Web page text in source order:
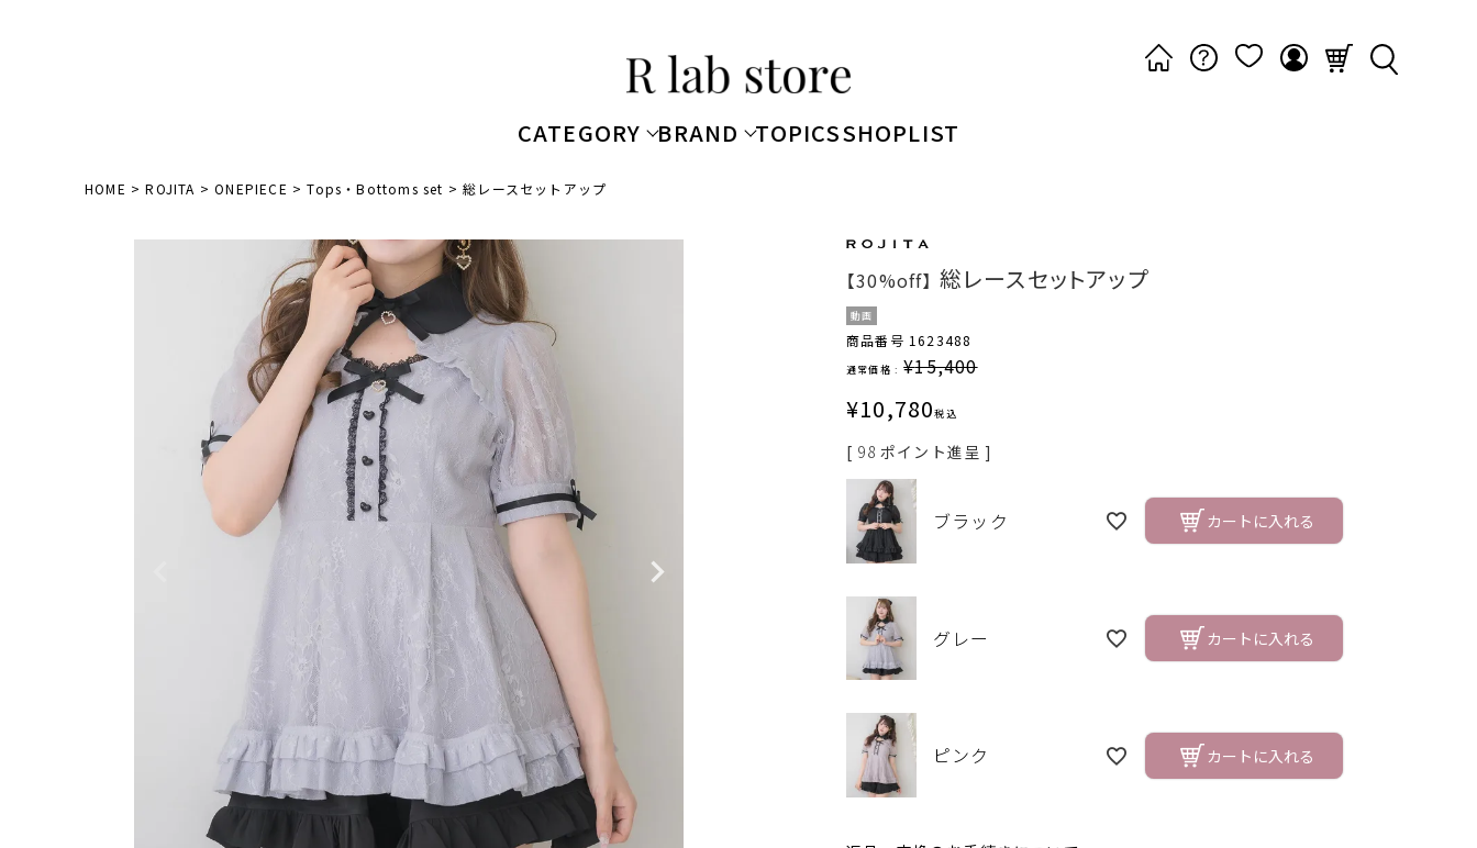
CATEGORY BRAND TOPICSSHOPLIST
HOME ROJITA ONEPIECE Tops・Bottoms set 総レースセットアップ
【30%off】 総レースセットアップ
動画
商品番号 1623488
通常価格 : ¥15,400
¥10,780税込
[ 98 ポイント進呈 ]
ブラック カートに入れる
グレー カートに入れる
ピンク カートに入れる